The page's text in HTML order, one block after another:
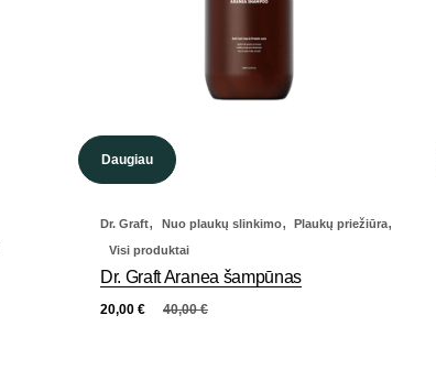
Daugiau
Dr. Graft, Nuo plaukų slinkimo, Plaukų priežiūra,
Visi produktai
Dr. Graft Aranea šampūnas
40,00€
20,00 €